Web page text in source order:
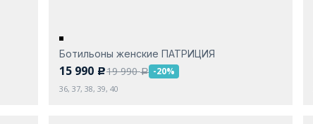
Ботильоны женские ПАТРИЦИЯ
15 990 c19 990a -20%
36, 37, 38, 39, 40